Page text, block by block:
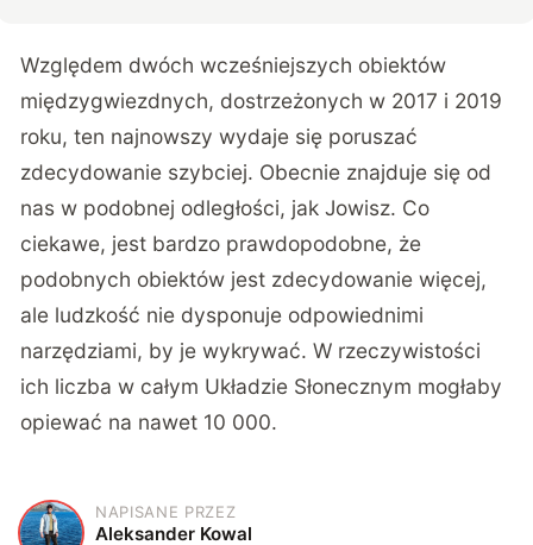
Względem dwóch wcześniejszych obiektów
międzygwiezdnych, dostrzeżonych w 2017 i 2019
roku, ten najnowszy wydaje się poruszać
zdecydowanie szybciej. Obecnie znajduje się od
nas w podobnej odległości, jak Jowisz. Co
ciekawe, jest bardzo prawdopodobne, że
podobnych obiektów jest zdecydowanie więcej,
ale ludzkość nie dysponuje odpowiednimi
narzędziami, by je wykrywać. W rzeczywistości
ich liczba w całym Układzie Słonecznym mogłaby
opiewać na nawet 10 000.
A
NAPISANE PRZEZ
Aleksander Kowal